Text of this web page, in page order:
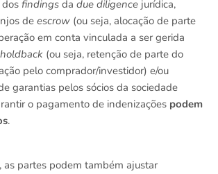
findings da due diligence jurídica,
deescrow (ou seja, alocação de parte
em conta vinculada a ser gerida
holdback (ou seja, retenção de parte do
pelo comprador/investidor) e/ou
garantias pelos sócios da sociedade
o pagamento de indenizações podem
.
as partes podem também ajustar